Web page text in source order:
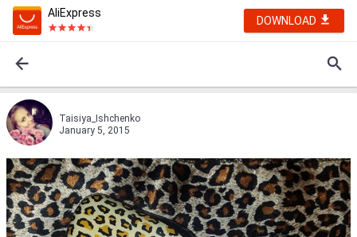
AliExpress
DOWNLOAD
Taisiya_Ishchenko
January 5, 2015